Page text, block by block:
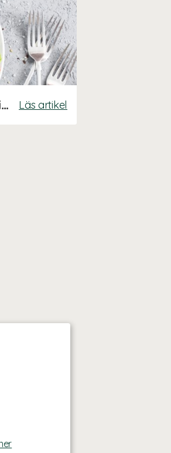
Vitaminer och mineraler för vegetarianer och veganer Läs artikel